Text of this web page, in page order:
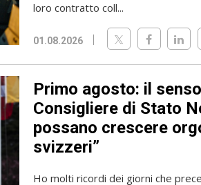
loro contratto coll...
01.08.2026
Primo agosto: il
Consigliere di Stato
possano crescere
svizzeri”
Ho molti ricordi dei giorni che